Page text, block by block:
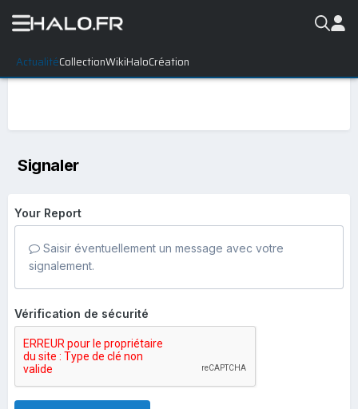
ActualitéCollectionWikiHaloCréation
Signaler
Your Report
Saisir éventuellement un message avec votre
signalement.
Vérification de sécurité